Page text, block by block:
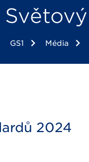
GS1 Média
2024